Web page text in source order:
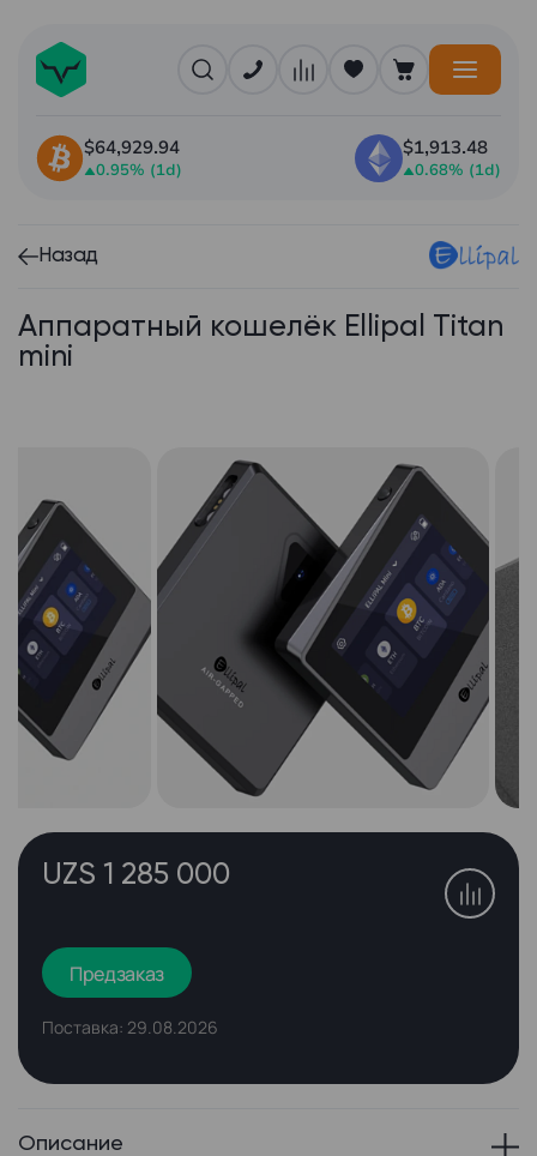
$64,929.94
0.95% (1d)
$1,913.48
0.68% (1d)
Назад
Аппаратный кошелёк Ellipal Titan
mini
Описание
UZS 1 285 000
Предзаказ
Поставка: 29.08.2026